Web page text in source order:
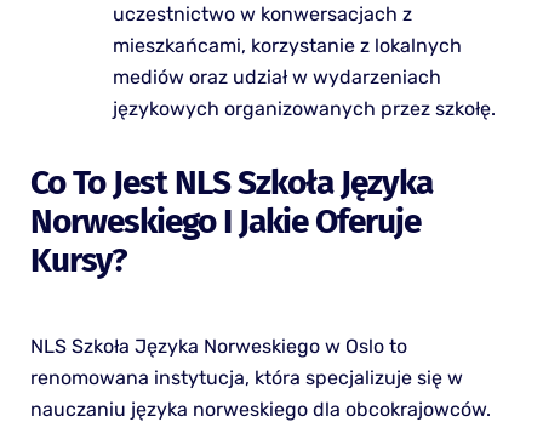
uczestnictwo w konwersacjach z
mieszkańcami, korzystanie z lokalnych
mediów oraz udział w wydarzeniach
językowych organizowanych przez szkołę.
Co To Jest NLS Szkoła Języka
Norweskiego I Jakie Oferuje
Kursy?
NLS Szkoła Języka Norweskiego w Oslo to
renomowana instytucja, która specjalizuje się w
nauczaniu języka norweskiego dla obcokrajowców.